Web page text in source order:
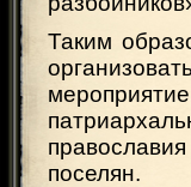
Таким
поселян.